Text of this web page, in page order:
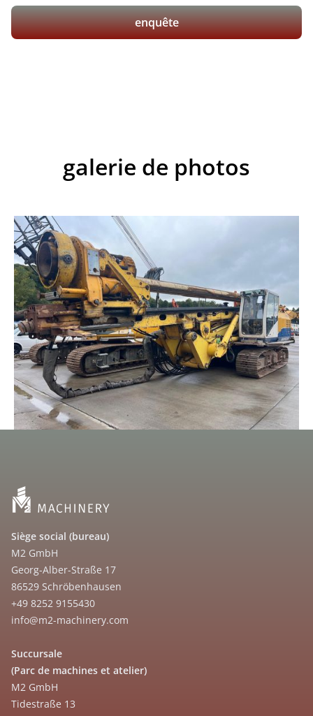
enquête
galerie de photos
Siège social (bureau)
M2 GmbH
Georg-Alber-Straße 17
86529 Schröbenhausen
+49 8252 9155430
info@m2-machinery.com
Succursale
(Parc de machines et atelier)
M2 GmbH
Tidestraße 13